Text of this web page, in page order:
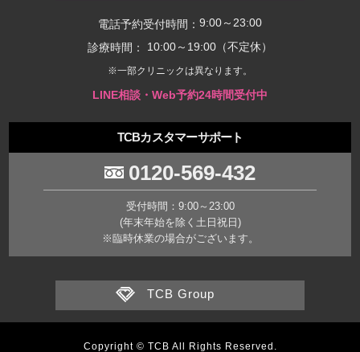
電話予約受付時間： 9:00～23:00
診療時間：
10:00～19:00（不定休）
※一部クリニックは異なります。
LINE相談・Web予約24時間受付中
TCBカスタマーサポート
0120-569-432
受付時間：9:00～23:00
(年末年始を除く土日祝日)
※臨時休業の場合がございます。
TCB Group
Copyright © TCB All Rights Reserved.